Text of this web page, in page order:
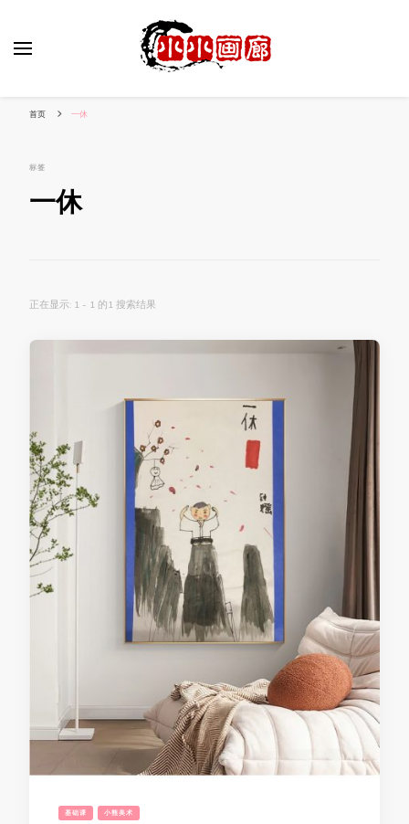
首页 一休
标签
一休
正在显示: 1 - 1 的1 搜索结果
基础课 小熊美术